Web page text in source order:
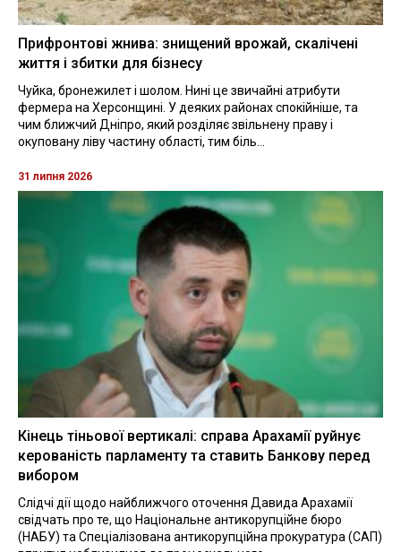
Прифронтові жнива: знищений врожай, скалічені
життя і збитки для бізнесу
Чуйка, бронежилет і шолом. Нині це звичайні атрибути
фермера на Херсонщині. У деяких районах спокійніше, та
чим ближчий Дніпро, який розділяє звільнену праву і
окуповану ліву частину області, тим біль...
31 липня 2026
Кінець тіньової вертикалі: справа Арахамії руйнує
керованість парламенту та ставить Банкову перед
вибором
Слідчі дії щодо найближчого оточення Давида Арахамії
свідчать про те, що Національне антикорупційне бюро
(НАБУ) та Спеціалізована антикорупційна прокуратура (САП)